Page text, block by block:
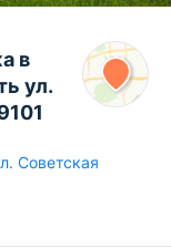
в
ул.
Советская